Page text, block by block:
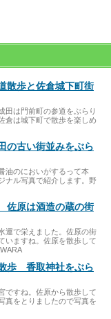
散歩と佐倉城下町街
田は門前町の参道をぶらり
倉は城下町で散歩を楽しめ
古い街並みをぶら
油のにおいがするって本
ナル写真で紹介します。野
佐原は酒造の蔵の街
運で栄えました。佐原の街
いますね。佐原を散歩して
歩 香取神社をぶら
ですね。佐原から散歩して
真をとりましたので写真を